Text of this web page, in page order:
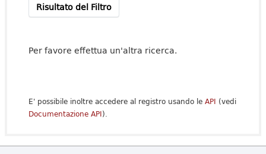
Risultato del Filtro
Per favore effettua un'altra ricerca.
E' possibile inoltre accedere al registro usando le API (vedi
Documentazione API).